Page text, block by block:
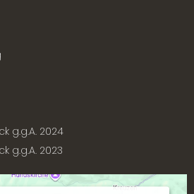
g.g.A. 2024
g.g.A. 2023